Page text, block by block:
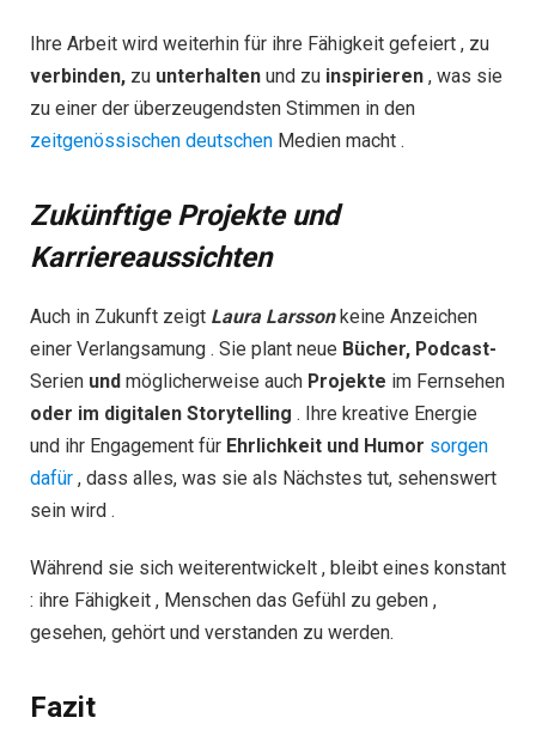
Ihre Arbeit wird weiterhin für ihre Fähigkeit gefeiert , zu
verbinden, zu unterhalten und zu inspirieren , was sie
zu einer der überzeugendsten Stimmen in den
zeitgenössischen deutschen Medien macht .
Zukünftige Projekte und
Karriereaussichten​
Auch in Zukunft zeigt Laura Larssonkeine Anzeichen
einer Verlangsamung . Sie plant neue Bücher, Podcast-
Serien und möglicherweise auch Projekte im Fernsehen
oder im digitalen Storytelling . Ihre kreative Energie
und ihr Engagement für Ehrlichkeit und Humor sorgen
dafür , dass alles, was sie als Nächstes tut, sehenswert
sein wird .
Während sie sich weiterentwickelt , bleibt eines konstant
: ihre Fähigkeit , Menschen das Gefühl zu geben ,
gesehen, gehört und verstanden zu werden.
Fazit